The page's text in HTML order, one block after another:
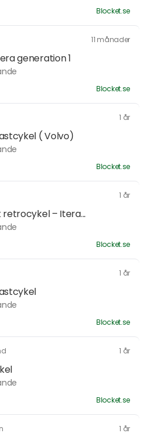
Blocket.se
11 månader
generation 1
Blocket.se
1 år
( Volvo)
Blocket.se
1 år
retrocykel – Itera...
Blocket.se
1 år
Blocket.se
1 år
Blocket.se
1 år